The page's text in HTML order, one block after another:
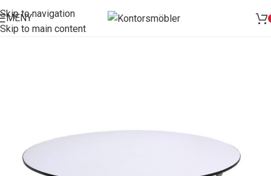
Skip to navigation
Skip to main content
MENY